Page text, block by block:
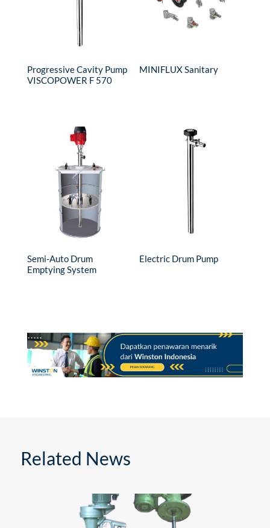
Progressive Cavity Pump
VISCOPOWER F 570
MINIFLUX Sanitary
Semi-Auto Drum
Emptying System
Electric Drum Pump
Related News